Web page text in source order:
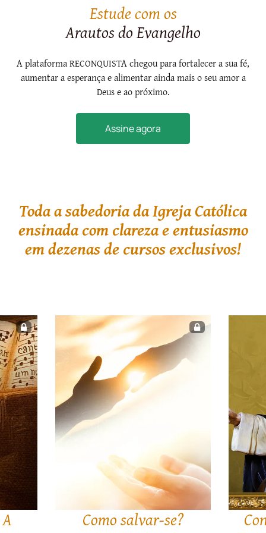
Estude com os
Arautos do Evangelho
A plataforma RECONQUISTA chegou para fortalecer a sua fé,
aumentar a esperança e alimentar ainda mais o seu amor a
Deus e ao próximo.
Assine agora
Toda a sabedoria da Igreja Católica
ensinada com clareza e entusiasmo
em dezenas de cursos exclusivos!
Como salvar-se?